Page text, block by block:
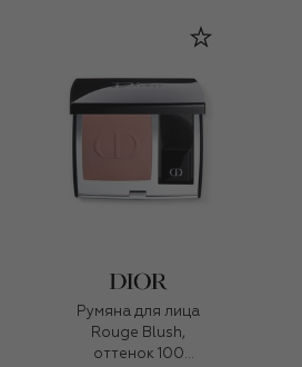
Румяна для лица
Rouge Blush,
оттенок 100